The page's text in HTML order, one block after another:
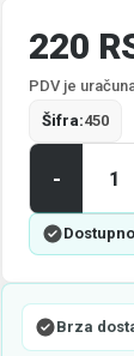
220
PDV je
Šifra:450
-
Brza